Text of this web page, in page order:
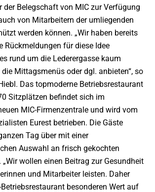
der Belegschaft von MIC zur Verfügung
von Mitarbeitern der umliegenden
werden können. „Wir haben bereits
Rückmeldungen für diese Idee
rund um die Lederergasse kaum
Mittagsmenüs oder dgl. anbieten“, so
Das topmoderne Betriebsrestaurant
Sitzplätzen befindet sich im
MIC-Firmenzentrale und wird vom
Eurest betrieben. Die Gäste
Tag über mit einer
Auswahl an frisch gekochten
wollen einen Beitrag zur Gesundheit
und Mitarbeiter leisten. Daher
besonderen Wert auf